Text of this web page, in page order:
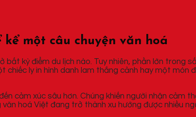
một câu chuyện văn hoá
kỳ điểm du lịch nào. Tuy nhiên, phần lớn trong
chiếc ly in hình danh lam thắng cảnh hay một
cảm xúc sâu hơn. Chúng khiến người nhận cảm
hoá Việt đang trở thành xu hướng được nhiều